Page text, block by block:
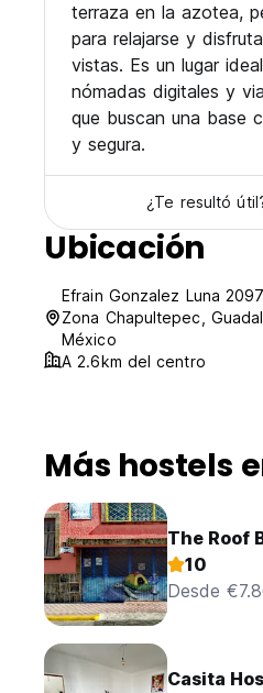
terraza en la azotea,
para relajarse y
vistas. Es un lugar
nómadas digitales y
que buscan una base
y segura.
¿Te resultó
Ubicación
Efrain Gonzalez Luna 2097,
Zona Chapultepec,
México
A 2.6km del centro
Más hostels
The Roof
10
Desde
Casita